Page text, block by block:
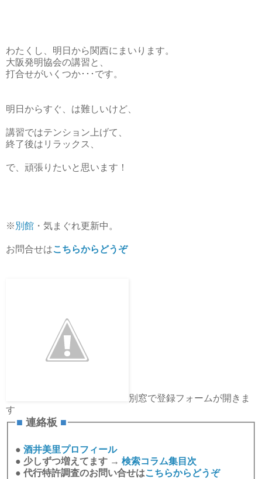
わたくし、明日から関西にまいります。
大阪発明協会の講習と、
打合せがいくつか･･･です。
明日からすぐ、は難しいけど、
講習ではテンション上げて、
終了後はリラックス、
で、頑張りたいと思います！
※ 別館 ・気まぐれ更新中。
お問合せはこちらからどうぞ
別窓で登録フォームが開きま
す
■ 連絡板 ■
● 酒井美里プロフィール
● 少しずつ増えてます → 検索コラム集目次
● 代行特許調査のお問い合せはこちらからどうぞ